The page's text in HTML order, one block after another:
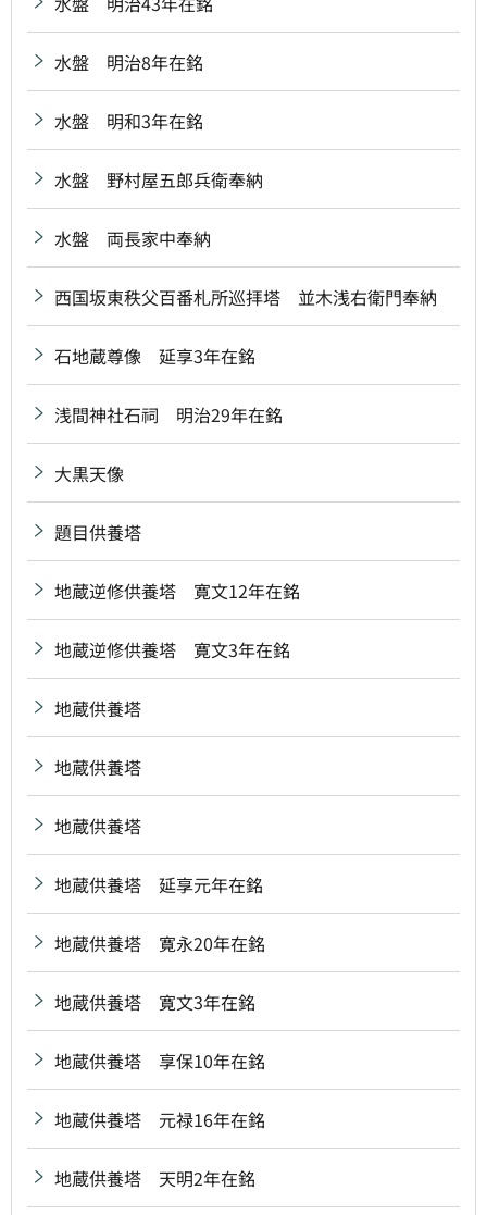
水盤 明治8年在銘
水盤 明和3年在銘
水盤 野村屋五郎兵衛奉納
水盤 両長家中奉納
西国坂東秩父百番札所巡拝塔 並木浅右衛門奉納
石地蔵尊像 延享3年在銘
浅間神社石祠 明治29年在銘
大黒天像
題目供養塔
地蔵逆修供養塔 寛文12年在銘
地蔵逆修供養塔 寛文3年在銘
地蔵供養塔
地蔵供養塔
地蔵供養塔
地蔵供養塔 延享元年在銘
地蔵供養塔 寛永20年在銘
地蔵供養塔 寛文3年在銘
地蔵供養塔 享保10年在銘
地蔵供養塔 元禄16年在銘
地蔵供養塔 天明2年在銘